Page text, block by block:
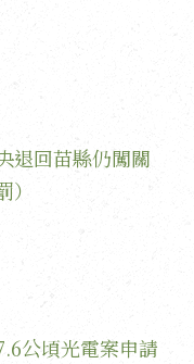
退回苗縣仍闖關
公頃光電案申請